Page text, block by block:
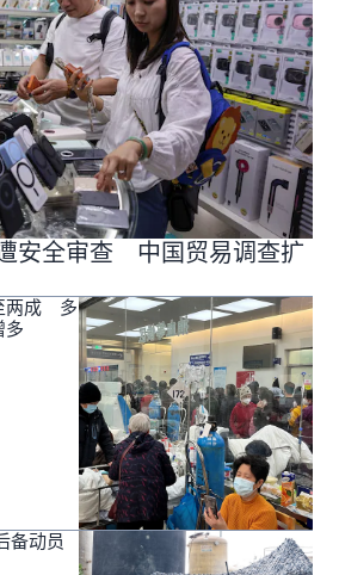
安全审查 中国贸易调查扩
两成 多
多